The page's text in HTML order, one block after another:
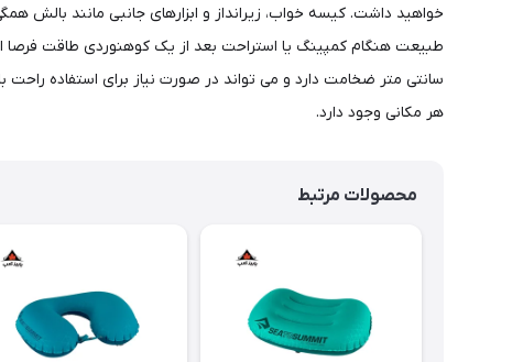
خواهید داشت. کیسه خواب، زیرانداز و ابزارهای جانبی مانند
سانتی متر ضخامت دارد و می تواند در صورت نیاز برای استفاده راحت
هر مکانی وجود دارد.
محصولات مرتبط